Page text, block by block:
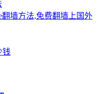
翻墙方法,免费翻墙上国外
钱